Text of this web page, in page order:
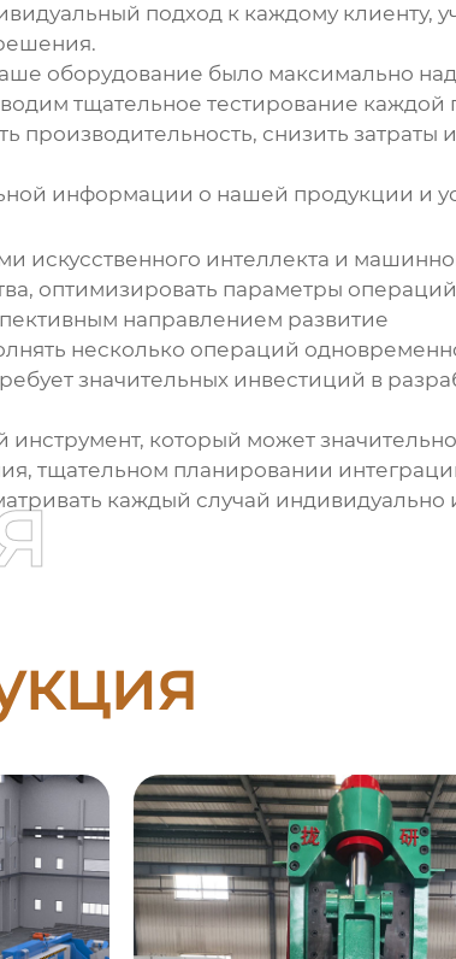
подход к каждому клиенту,
оборудование было максимально
тщательное тестирование каждой
снизить затраты
информации о нашей продукции и
искусственного интеллекта и
оптимизировать параметры
направлением развитие
несколько операций
значительных инвестиций в
инструмент, который может
тщательном планировании
каждый случай индивидуально